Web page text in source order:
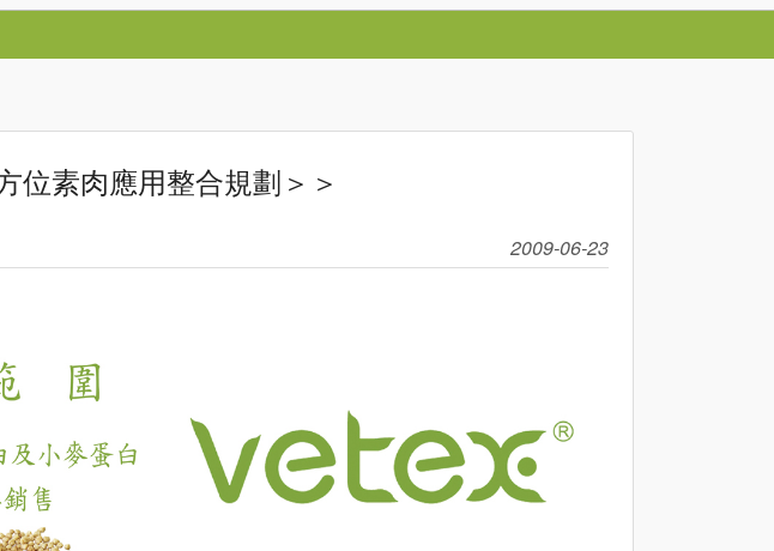
位素肉應用整合規劃＞＞
2009-06-23